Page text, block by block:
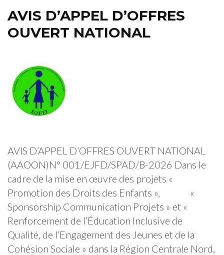
AVIS D’APPEL D’OFFRES
OUVERT NATIONAL
AVIS D’APPEL D’OFFRES OUVERT NATIONAL
(AAOON)N° 001/EJFD/SPAD/B-2026 Dans le
cadre de la mise en œuvre des projets «
Promotion des Droits des Enfants », «
Sponsorship Communication Projets » et «
Renforcement de l’Éducation Inclusive de
Qualité, de l’Engagement des Jeunes et de la
Cohésion Sociale » dans la Région Centrale Nord,